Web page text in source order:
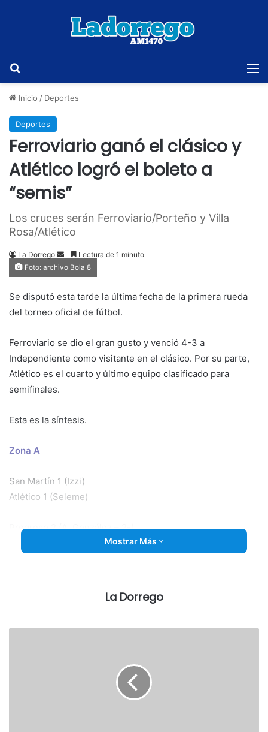
Inicio / Deportes
Deportes
Ferroviario ganó el clásico y
Atlético logró el boleto a
“semis”
Los cruces serán Ferroviario/Porteño y Villa
Rosa/Atlético
La Dorrego
Send
an
Lectura de 1 minuto
Foto: archivo Bola 8
Se disputó esta tarde la última fecha de la primera rueda
del torneo oficial de fútbol.
Ferroviario se dio el gran gusto y venció 4-3 a
Independiente como visitante en el clásico. Por su parte,
Atlético es el cuarto y último equipo clasificado para
semifinales.
Esta es la síntesis.
Zona A
San Martín 1 (Izzi)
Atlético 1 (Seleme)
Progreso 2 (A. González – 2-)
Celeste y Blanca 1 (Montenegro)
Villa Rosa 4 (Maiques -2-, Ortíz y Magallanes)
Mostrar Más
La Dorrego